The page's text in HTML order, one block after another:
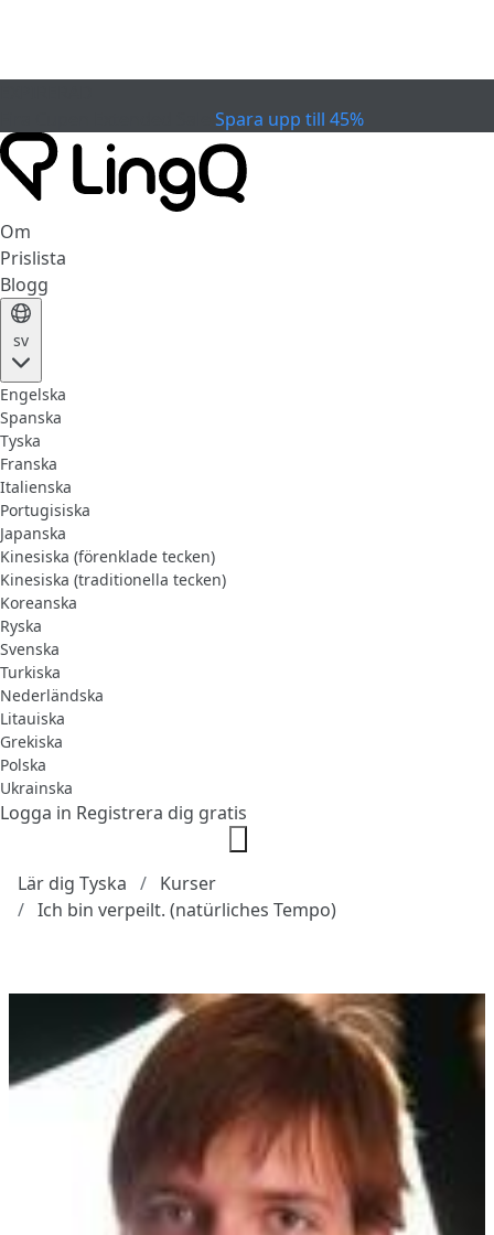
Spara upp till 45%
Om
Prislista
Blogg
sv
Engelska
Spanska
Tyska
Franska
Italienska
Portugisiska
Japanska
Kinesiska (förenklade tecken)
Kinesiska (traditionella tecken)
Koreanska
Ryska
Svenska
Turkiska
Nederländska
Litauiska
Grekiska
Polska
Ukrainska
Logga in Registrera dig gratis
Lär dig Tyska
Kurser
Ich bin verpeilt. (natürliches Tempo)